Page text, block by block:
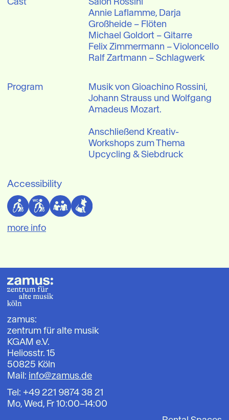
Annie Laflamme, Darja
Großheide – Flöten
Michael Goldort – Gitarre
Felix Zimmermann – Violoncello
Ralf Zartmann – Schlagwerk
Program
Musik von Gioachino Rossini,
Johann Strauss und Wolfgang
Amadeus Mozart.
Anschließend Kreativ-
Workshops zum Thema
Upcycling & Siebdruck
Accessibility
more info
zamus:
zentrum für alte musik
KGAM e.V.
Heliosstr. 15
50825 Köln
Mail: info@zamus.de
Tel: +49 221 9874 38 21
Mo, Wed, Fr 10:00–14:00